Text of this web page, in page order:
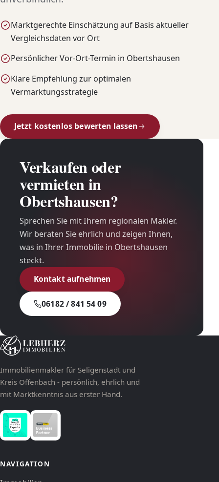
Marktgerechte Einschätzung auf Basis aktueller
Vergleichsdaten vor Ort
Persönlicher Vor-Ort-Termin in Obertshausen
Klare Empfehlung zur optimalen
Vermarktungsstrategie
Jetzt kostenlos bewerten lassen
Verkaufen oder
vermieten in
Obertshausen?
Sprechen Sie mit Ihrem regionalen Makler.
Wir beraten Sie ehrlich und zeigen Ihnen,
was in Ihrer Immobilie in Obertshausen
steckt.
Kontakt aufnehmen
06182 / 841 54 09
Immobilienmakler für Seligenstadt und
Kreis Offenbach - persönlich, ehrlich und
mit Marktkenntnis aus erster Hand.
NAVIGATION